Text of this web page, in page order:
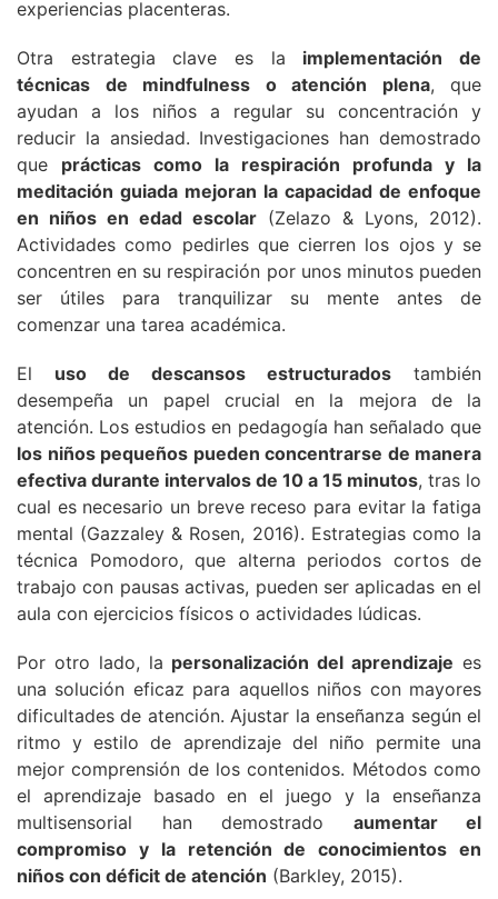
experiencias placenteras.
Otra estrategia clave es la implementación de
técnicas de mindfulness o atención plena, que
ayudan a los niños a regular su concentración y
reducir la ansiedad. Investigaciones han demostrado
que prácticas como la respiración profunda y la
meditación guiada mejoran la capacidad de enfoque
en niños en edad escolar (Zelazo & Lyons, 2012).
Actividades como pedirles que cierren los ojos y se
concentren en su respiración por unos minutos pueden
ser útiles para tranquilizar su mente antes de
comenzar una tarea académica.
El uso de descansos estructurados también
desempeña un papel crucial en la mejora de la
atención. Los estudios en pedagogía han señalado que
los niños pequeños pueden concentrarse de manera
efectiva durante intervalos de 10 a 15 minutos, tras lo
cual es necesario un breve receso para evitar la fatiga
mental (Gazzaley & Rosen, 2016). Estrategias como la
técnica Pomodoro, que alterna periodos cortos de
trabajo con pausas activas, pueden ser aplicadas en el
aula con ejercicios físicos o actividades lúdicas.
Por otro lado, la personalización del aprendizaje es
una solución eficaz para aquellos niños con mayores
dificultades de atención. Ajustar la enseñanza según el
ritmo y estilo de aprendizaje del niño permite una
mejor comprensión de los contenidos. Métodos como
el aprendizaje basado en el juego y la enseñanza
multisensorial han demostrado aumentar el
compromiso y la retención de conocimientos en
niños con déficit de atención (Barkley, 2015).